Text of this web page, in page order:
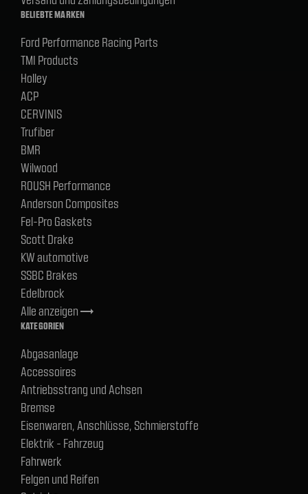
BELIEBTE MARKEN
Ford Performance Racing Parts
TMI Products
Holley
ACP
CERVINIS
Trufiber
BMR
Wilwood
ROUSH Performance
Anderson Composites
Fel-Pro Gaskets
Scott Drake
KW automotive
SSBC Brakes
Edelbrock
Alle anzeigentrending_flat
KATEGORIEN
Abgasanlage
Accessoires
Antriebsstrang und Achsen
Bremse
Eisenwaren, Anschlüsse, Schmierstoffe
Elektrik - Fahrzeug
Fahrwerk
Felgen und Reifen